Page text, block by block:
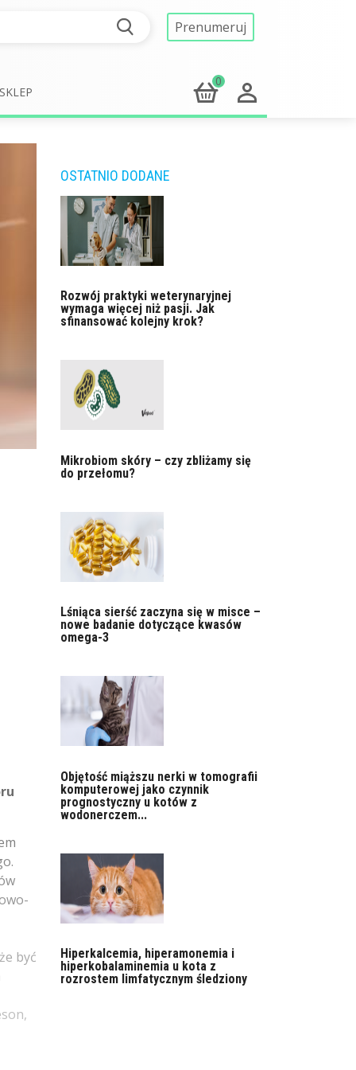
Prenumeruj
0
być
OSTATNIO DODANE
Rozwój praktyki weterynaryjnej
wymaga więcej niż pasji. Jak
sfinansować kolejny krok?
Mikrobiom skóry – czy zbliżamy się
do przełomu?
Lśniąca sierść zaczyna się w misce –
nowe badanie dotyczące kwasów
omega-3
Objętość miąższu nerki w tomografii
komputerowej jako czynnik
prognostyczny u kotów z
wodonerczem...
Hiperkalcemia, hiperamonemia i
hiperkobalaminemia u kota z
rozrostem limfatycznym śledziony